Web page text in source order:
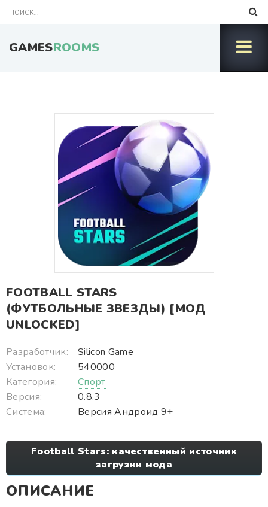
GAMESROOMS
FOOTBALL STARS
(ФУТБОЛЬНЫЕ ЗВЕЗДЫ) [МОД
UNLOCKED]
Разработчик:
Silicon Game
Установок:
540000
Категория:
Спорт
Версия:
0.8.3
Система:
Версия Андроид 9+
Football Stars: качественный источник
загрузки мода
ОПИСАНИЕ